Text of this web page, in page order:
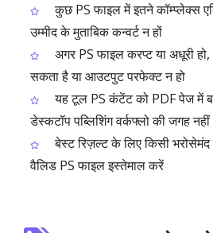
कुछ PS फाइल में इतने कॉम्प्लेक्स
उम्मीद के मुताबिक कन्वर्ट न हों
अगर PS फाइल करप्ट या अधूरी
सकता है या आउटपुट परफेक्ट न हो
यह टूल PS कंटेंट को PDF पेज में
डेस्कटॉप पब्लिशिंग वर्कफ्लो की जगह
बेस्ट रिज़ल्ट के लिए किसी भरोसेमंद
वैलिड PS फाइल इस्तेमाल करें